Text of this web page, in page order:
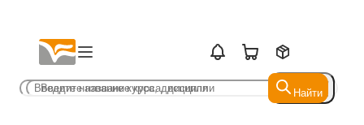
Найти
Найти